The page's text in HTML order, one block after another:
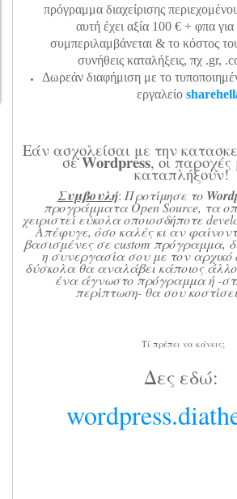
πρόγραμμα διαχείρισης
αυτή έχει αξία 100 € + φπα
συμπεριλαμβάνεται & το κόστος
συνήθεις καταλήξεις, πχ .gr,
Δωρεάν διαφήμιση με το
εργαλείο
Εάν ασχολείσαι με την
σεWordpress, οι
καταπλήξουν!
Συμβουλή: Προτίμησε το
προγράμματα Open Source, τα
χειριστεί εύκολα οποιοσδήποτε
Απέφυγε, όσο καλές κι αν
βασισμένες σε custom πρόγραμμα,
η συνεργασία σου με τον αρχικό
δύσκολα θα αναλάβει κάποιος
ένα άγνωστο πρόγραμμα ή -
περίπτωση- θα σου
Τί πρέπει να κάνεις;
Δες εδώ: